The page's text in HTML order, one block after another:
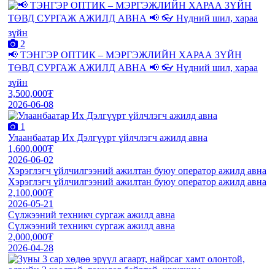
2
📢 ТЭНГЭР ОПТИК – МЭРГЭЖЛИЙН ХАРАА ЗҮЙН
ТӨВД СУРГАЖ АЖИЛД АВНА 📢 👓 Нүдний шил, хараа
зүйн
3,500,000₮
2026-06-08
1
Улаанбаатар Их Дэлгүүрт үйлчлэгч ажилд авна
1,600,000₮
2026-06-02
Хэрэглэгч үйлчилгээний ажилтан буюу оператор ажилд авна
Хэрэглэгч үйлчилгээний ажилтан буюу оператор ажилд авна
2,100,000₮
2026-05-21
Сүлжээний техникч сургаж ажилд авна
Сүлжээний техникч сургаж ажилд авна
2,000,000₮
2026-04-28